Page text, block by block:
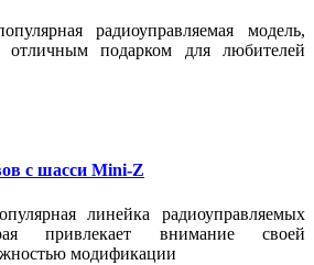
радиоуправляемая модель,
отличным подарком для любителей
с шасси Mini-Z
линейка радиоуправляемых
привлекает внимание своей
модификации